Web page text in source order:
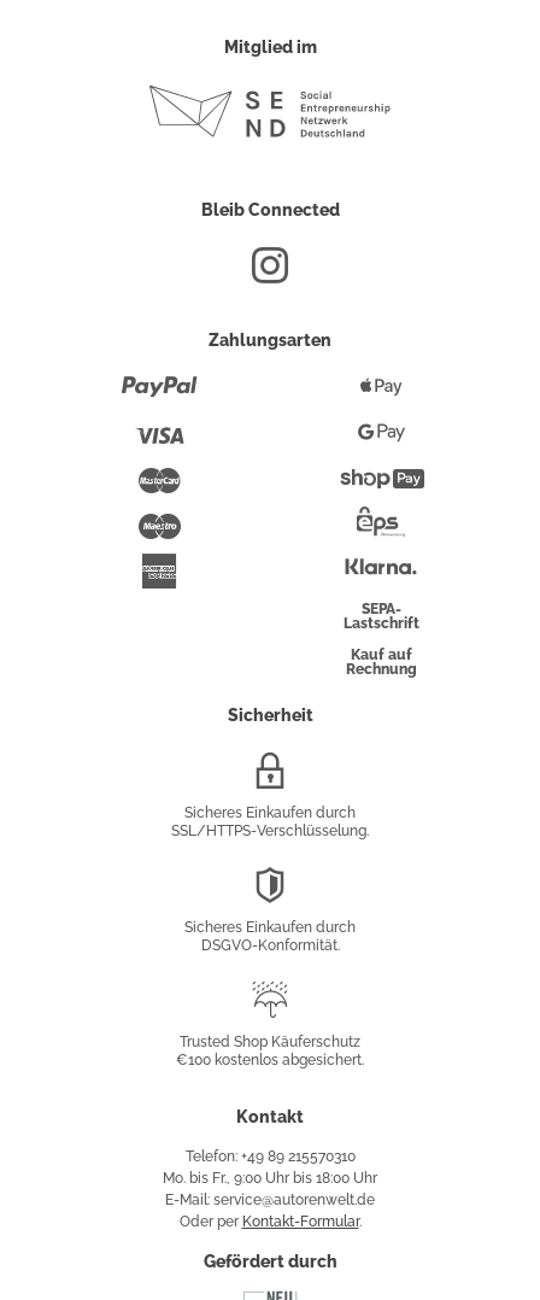
Mitglied im
Bleib Connected
Zahlungsarten
Maestro
Pay
Google
PayShopify
Überweisung
SEPA-
Lastschrift
Kauf auf
Rechnung
Sicherheit
Sicheres Einkaufen durch
SSL/HTTPS-Verschlüsselung.
Sicheres Einkaufen durch
DSGVO-Konformität.
Käuferschutz
Trusted Shop Käuferschutz
€100 kostenlos abgesichert.
Kontakt
Telefon: +49 89 215570310
Mo. bis Fr., 9:00 Uhr bis 18:00 Uhr
E-Mail: service@autorenwelt.de
Oder per Kontakt-Formular.
Gefördert durch